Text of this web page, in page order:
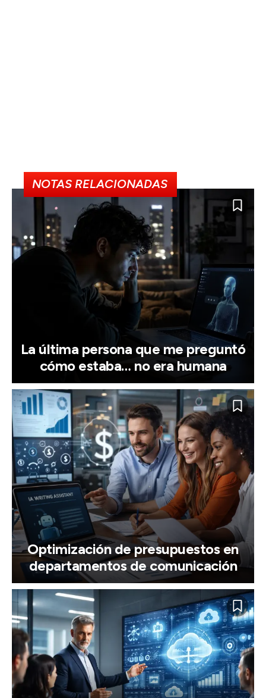
NOTAS RELACIONADAS
La última persona que me preguntó
cómo estaba… no era humana
Optimización de presupuestos en
departamentos de comunicación